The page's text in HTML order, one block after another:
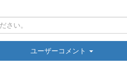
ユーザーコメント